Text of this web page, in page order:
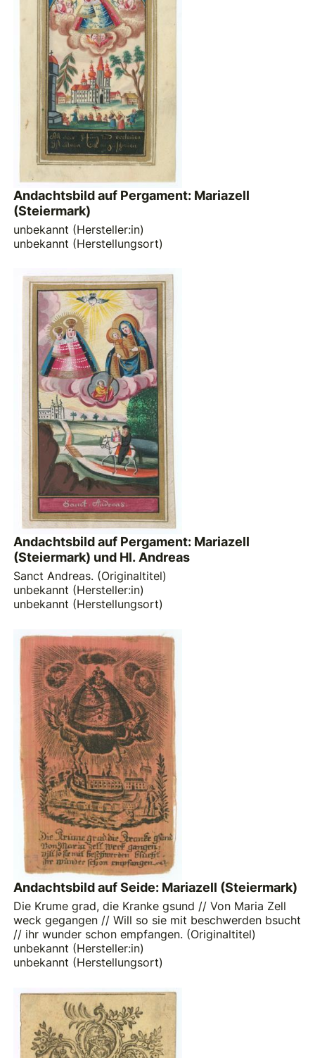
Andachtsbild auf Pergament: Mariazell
(Steiermark)
unbekannt (Hersteller:in)
unbekannt (Herstellungsort)
Andachtsbild auf Pergament: Mariazell
(Steiermark) und Hl. Andreas
Sanct Andreas. (Originaltitel)
unbekannt (Hersteller:in)
unbekannt (Herstellungsort)
Andachtsbild auf Seide: Mariazell (Steiermark)
Die Krume grad, die Kranke gsund // Von Maria Zell
weck gegangen // Will so sie mit beschwerden bsucht
// ihr wunder schon empfangen. (Originaltitel)
unbekannt (Hersteller:in)
unbekannt (Herstellungsort)